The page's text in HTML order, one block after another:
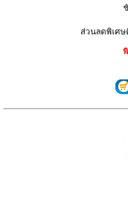
ส่วนลดพิเศษ